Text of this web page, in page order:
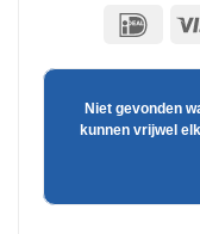
Niet gevonden
kunnen vrijwel